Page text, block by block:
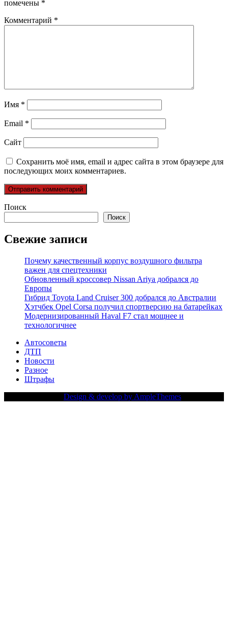
помечены *
Комментарий *
Имя *
Email *
Сайт
Сохранить моё имя, email и адрес сайта в этом браузере для
последующих моих комментариев.
Поиск
Поиск
Свежие записи
Почему качественный корпус воздушного фильтра
важен для спецтехники
Обновленный кроссовер Nissan Ariya добрался до
Европы
Гибрид Toyota Land Cruiser 300 добрался до Австралии
Хэтчбек Opel Corsa получил спортверсию на батарейках
Модернизированный Haval F7 стал мощнее и
технологичнее
Автосоветы
ДТП
Новости
Разное
Штрафы
Design & develop by AmpleThemes